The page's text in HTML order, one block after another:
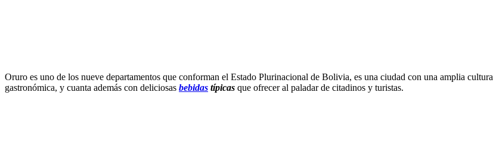
Oruro es uno de los nueve departamentos que conforman el Estado Plurinacional de Bolivia, es una ciudad con una amplia cultura
gastronómica, y cuanta además con deliciosas bebidas típicas que ofrecer al paladar de citadinos y turistas.